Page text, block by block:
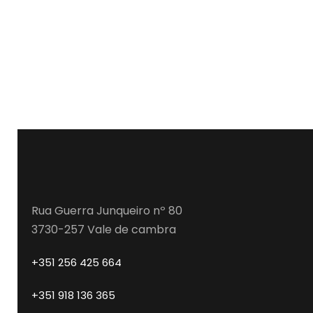
Rua Guerra Junqueiro nº 80
3730-257 Vale de cambra
+351 256 425 664
+351 918 136 365